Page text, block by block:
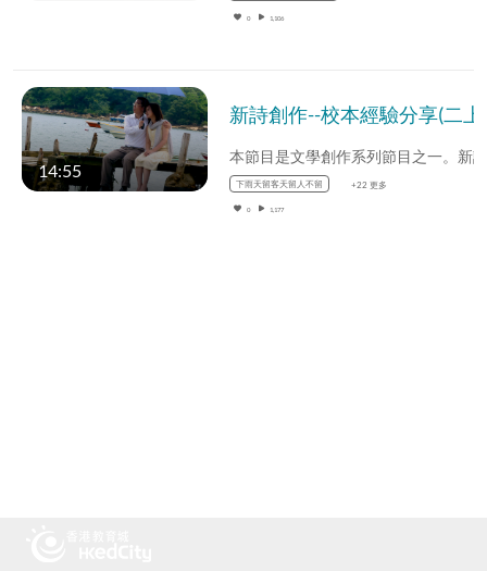
0 1,106
14:55
下雨天留客天留人不留 +22 更多
0 1,177